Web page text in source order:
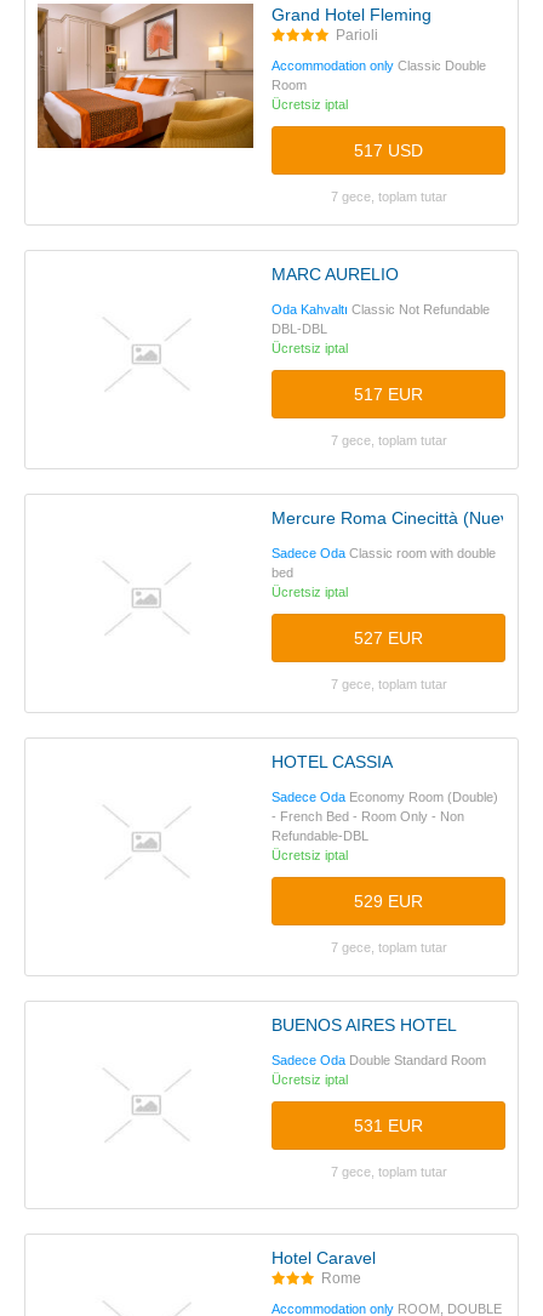
Grand Hotel Fleming
Parioli
Accommodation only Classic Double
Room
Ücretsiz iptal
517 USD
7 gece, toplam tutar
MARC AURELIO
Oda Kahvaltı Classic Not Refundable
DBL-DBL
Ücretsiz iptal
517 EUR
7 gece, toplam tutar
Mercure Roma Cinecittà (Nueva
Sadece Oda Classic room with double
bed
Ücretsiz iptal
527 EUR
7 gece, toplam tutar
HOTEL CASSIA
Sadece Oda Economy Room (Double)
- French Bed - Room Only - Non
Refundable-DBL
Ücretsiz iptal
529 EUR
7 gece, toplam tutar
BUENOS AIRES HOTEL
Sadece Oda Double Standard Room
Ücretsiz iptal
531 EUR
7 gece, toplam tutar
Hotel Caravel
Rome
Accommodation only ROOM, DOUBLE